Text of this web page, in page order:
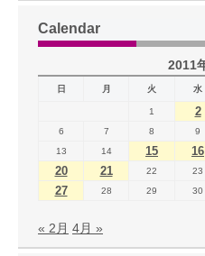
Calendar
2011
日 月 火 水
1 2
6
7 8 9
13 14 15 16
20
21 22 23
27 28 29 30
« 2月 4月 »